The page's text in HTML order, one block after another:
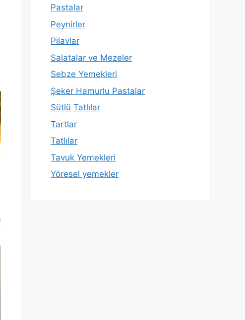
Pastalar
Peynirler
Pilavlar
Salatalar ve Mezeler
Sebze Yemekleri
Şeker Hamurlu Pastalar
Sütlü Tatlılar
Tartlar
Tatlılar
Tavuk Yemekleri
Yöresel yemekler